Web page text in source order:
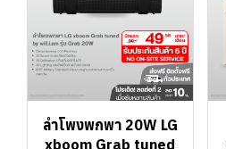
ลำโพงพกพา 20W LG
xboom Grab tuned